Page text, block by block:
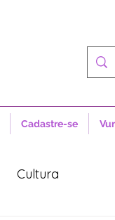
Cadastre-se
Cultura